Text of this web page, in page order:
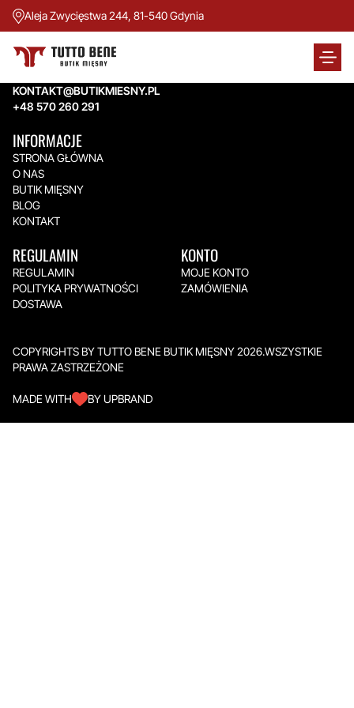
Aleja Zwycięstwa 244, 81-540 Gdynia
TUTTO BENE BUTIK MIĘSNY
Aleja Zwycięstwa 244,
KONTAKT@BUTIKMIESNY.PL
+48 570 260 291
INFORMACJE
STRONA GŁÓWNA
O NAS
BUTIK MIĘSNY
BLOG
KONTAKT
REGULAMIN
REGULAMIN
POLITYKA PRYWATNOŚCI
DOSTAWA
KONTO
MOJE KONTO
ZAMÓWIENIA
COPYRIGHTS BY TUTTO BENE BUTIK MIĘSNY 2026.WSZYSTKIE
PRAWA ZASTRZEŻONE
MADE WITH BY UPBRAND